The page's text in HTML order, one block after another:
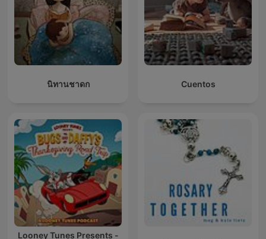
นิทานชาดก Cuentos
Looney Tunes Presents -